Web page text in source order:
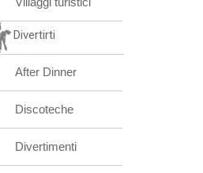
Divertirti
After Dinner
Discoteche
Divertimenti